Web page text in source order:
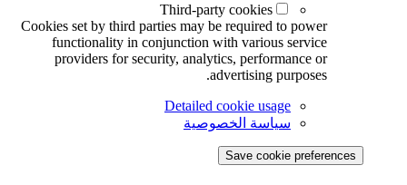
Third-party cookies
Cookies set by third parties may be required to power
functionality in conjunction with various service
providers for security, analytics, performance or
advertising purposes.
Detailed cookie usage
سياسة الخصوصية
Save cookie preferences